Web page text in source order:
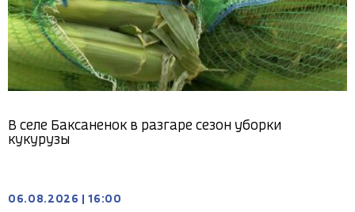
В селе Баксаненок в разгаре сезон уборки
кукурузы
06.08.2026 16:00